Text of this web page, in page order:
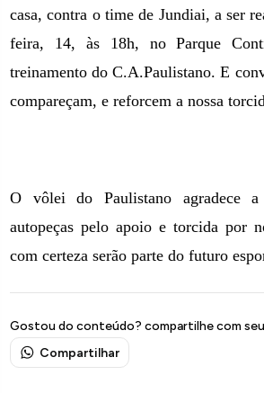
casa, contra o time de Jundiai, a ser
feira, 14, às 18h, no Parque
treinamento do C.A.Paulistano. E
compareçam, e reforcem a nossa
O vôlei do Paulistano agradece a
autopeças pelo apoio e torcida por
com certeza serão parte do futuro
Gostou do conteúdo? compartilhe com
Compartilhar